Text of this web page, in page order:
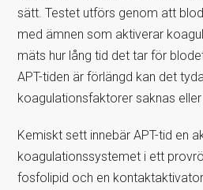
sätt. Testet utförs genom att
med ämnen som aktiverar
mäts hur lång tid det tar för
APT-tiden är förlängd kan det
koagulationsfaktorer saknas
Kemiskt sett innebär APT-tid en
koagulationssystemet i ett
fosfolipid och en